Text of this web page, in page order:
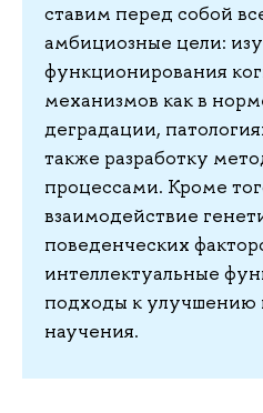
ставим перед собой
амбициозные цели:
функционирования
механизмов как в
деградации,
также разработку
процессами. Кроме
взаимодействие
поведенческих
интеллектуальные
подходы к улучшению
научения.